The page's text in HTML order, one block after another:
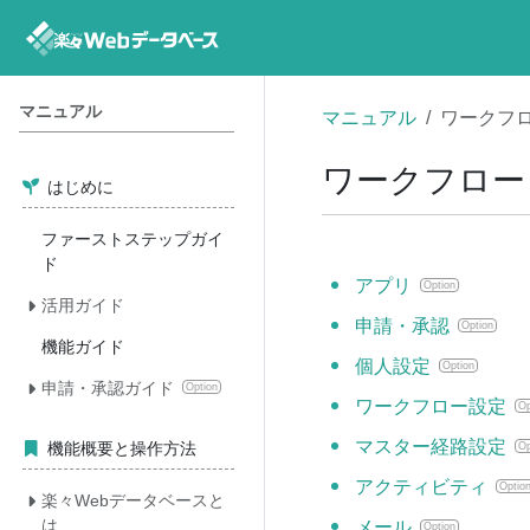
マニュアル
はじめに
ファーストステップガイ
ド
活用ガイド
機能ガイド
申請・承認ガイド Option
機能概要と操作方法
楽々Webデータベースと
は
マニュアル ワークフ
ワークフロー
アプリ Option
申請・承認 Option
個人設定 Option
ワークフロー設定
マスター経路設定
アクティビティ Option
Option